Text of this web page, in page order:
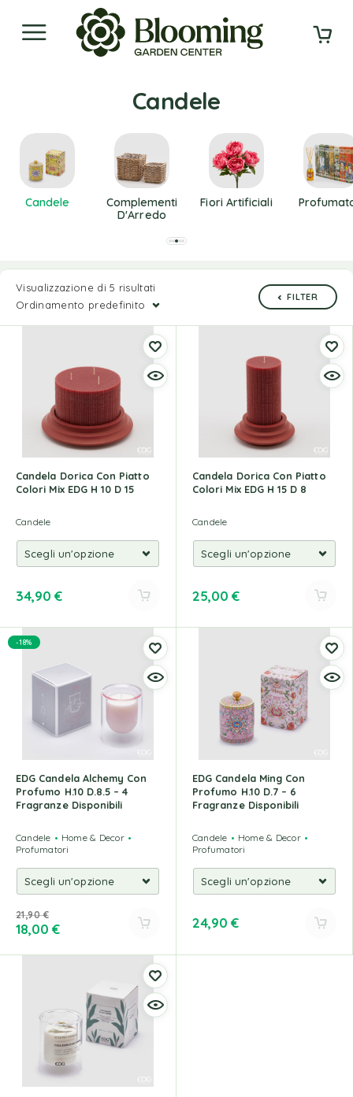
Candele
Candele
Complementi
D'Arredo
Fiori Artificiali
Visualizzazione di 5 risultati
Ordinamento predefinito
FILTER
Candela Dorica Con Piatto
Colori Mix EDG H 10 D 15
Candele
34,90 €
Candela Dorica Con Piatto
Colori Mix EDG H 15 D 8
Candele
25,00 €
-18%
EDG Candela Alchemy Con
Profumo H.10 D.8.5 – 4
Fragranze Disponibili
Candele
Home & Decor
Profumatori
21,90€
18,00 €
EDG Candela Ming Con
Profumo H.10 D.7 – 6
Fragranze Disponibili
Candele
Home & Decor
Profumatori
24,90 €